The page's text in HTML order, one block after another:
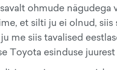
ohmude nägudega
et silti ju ei olnud,
me siis tavalised
Toyota esinduse